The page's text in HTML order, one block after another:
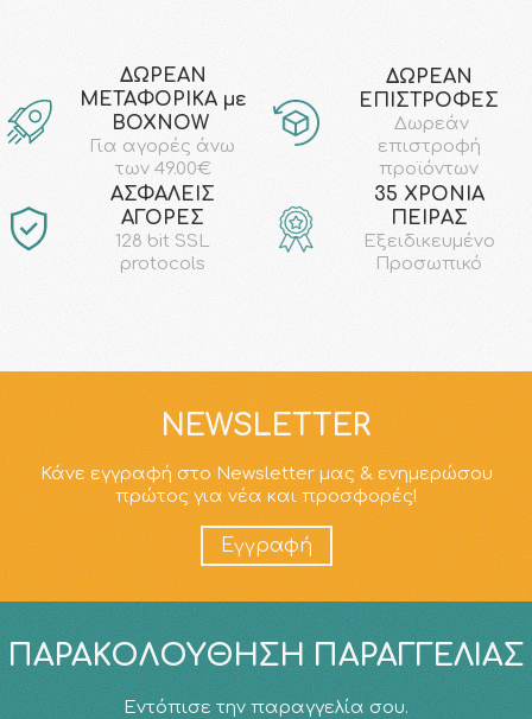
ΔΩΡΕΑΝ
ΜΕΤΑΦΟΡΙΚΑ με
ΒΟΧΝΟW
Για αγορές άνω
των 49.00€
ΔΩΡΕΑΝ
ΕΠΙΣΤΡΟΦΕΣ
Δωρεάν
επιστροφή
προϊόντων
AΣΦΑΛΕΙΣ
ΑΓΟΡΕΣ
128 bit SSL
protocols
35 ΧΡΟΝΙΑ
ΠΕΙΡΑΣ
Εξειδικευμένο
Προσωπικό
NEWSLETTER
Κάνε εγγραφή στο Newsletter μας & ενημερώσου
πρώτος για νέα και προσφορές!
Εγγραφή
ΠΑΡΑΚΟΛΟΎΘΗΣΗ ΠΑΡΑΓΓΕΛΊΑΣ
Εντόπισε την παραγγελία σου.